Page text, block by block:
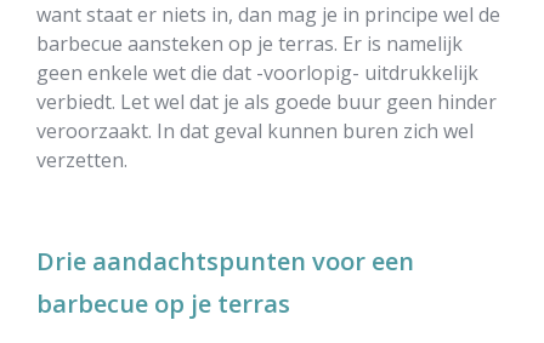
want staat er niets in, dan mag je in principe wel de
barbecue aansteken op je terras. Er is namelijk
geen enkele wet die dat -voorlopig- uitdrukkelijk
verbiedt. Let wel dat je als goede buur geen hinder
veroorzaakt. In dat geval kunnen buren zich wel
verzetten.
Drie aandachtspunten voor een
barbecue op je terras